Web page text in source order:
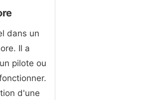
dans un
Il a
pilote ou
d'une